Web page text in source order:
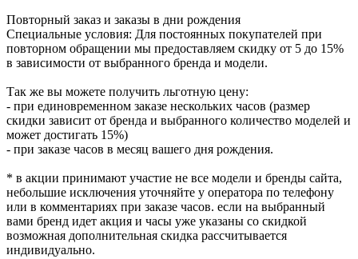
Повторный заказ и заказы в дни рождения
Специальные условия: Для постоянных покупателей при
повторном обращении мы предоставляем скидку от 5 до 15%
в зависимости от выбранного бренда и модели.
Так же вы можете получить льготную цену:
- при единовременном заказе нескольких часов (размер
скидки зависит от бренда и выбранного количество моделей и
может достигать 15%)
- при заказе часов в месяц вашего дня рождения.
* в акции принимают участие не все модели и бренды сайта,
небольшие исключения уточняйте у оператора по телефону
или в комментариях при заказе часов. если на выбранный
вами бренд идет акция и часы уже указаны со скидкой
возможная дополнительная скидка рассчитывается
индивидуально.